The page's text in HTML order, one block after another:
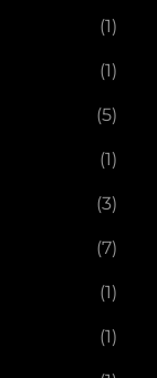
(1)
(1)
(5)
(1)
(3)
(7)
(1)
(1)